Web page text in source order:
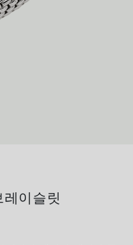
이슬릿